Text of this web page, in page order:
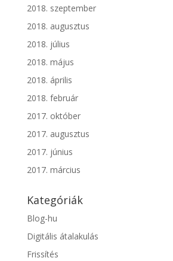
2018. szeptember
2018. augusztus
2018. július
2018. május
2018. április
2018. február
2017. október
2017. augusztus
2017. június
2017. március
Kategóriák
Blog-hu
Digitális átalakulás
Frissítés